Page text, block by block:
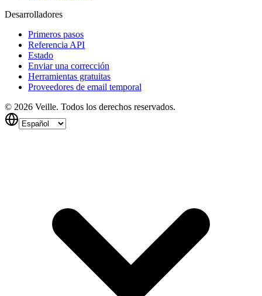
Desarrolladores
Primeros pasos
Referencia API
Estado
Enviar una corrección
Herramientas gratuitas
Proveedores de email temporal
© 2026 Veille. Todos los derechos reservados.